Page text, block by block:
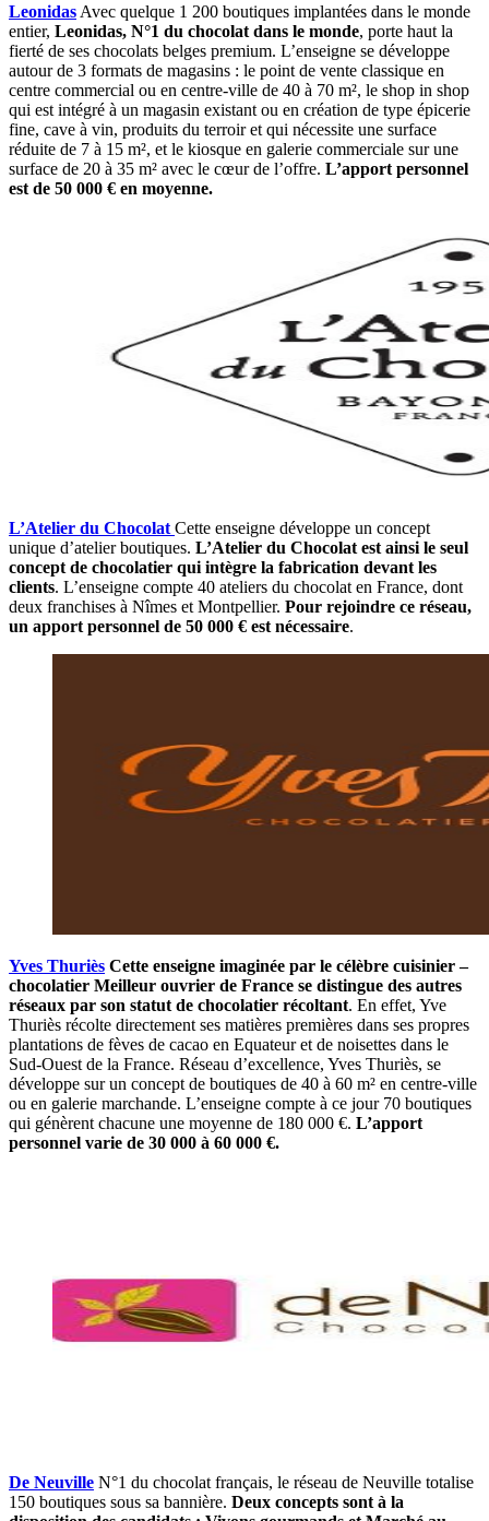
Leonidas Avec quelque 1 200 boutiques implantées dans le monde
entier, Leonidas, N°1 du chocolat dans le monde, porte haut la
fierté de ses chocolats belges premium. L’enseigne se développe
autour de 3 formats de magasins : le point de vente classique en
centre commercial ou en centre-ville de 40 à 70 m², le shop in shop
qui est intégré à un magasin existant ou en création de type épicerie
fine, cave à vin, produits du terroir et qui nécessite une surface
réduite de 7 à 15 m², et le kiosque en galerie commerciale sur une
surface de 20 à 35 m² avec le cœur de l’offre. L’apport personnel
est de 50 000 € en moyenne.
L’Atelier du Chocolat Cette enseigne développe un concept
unique d’atelier boutiques. L’Atelier du Chocolat est ainsi le seul
concept de chocolatier qui intègre la fabrication devant les
clients. L’enseigne compte 40 ateliers du chocolat en France, dont
deux franchises à Nîmes et Montpellier. Pour rejoindre ce réseau,
un apport personnel de 50 000 € est nécessaire.
Yves Thuriès Cette enseigne imaginée par le célèbre cuisinier –
chocolatier Meilleur ouvrier de France se distingue des autres
réseaux par son statut de chocolatier récoltant. En effet, Yve
Thuriès récolte directement ses matières premières dans ses propres
plantations de fèves de cacao en Equateur et de noisettes dans le
Sud-Ouest de la France. Réseau d’excellence, Yves Thuriès, se
développe sur un concept de boutiques de 40 à 60 m² en centre-ville
ou en galerie marchande. L’enseigne compte à ce jour 70 boutiques
qui génèrent chacune une moyenne de 180 000 €. L’apport
personnel varie de 30 000 à 60 000 €.
De Neuville N°1 du chocolat français, le réseau de Neuville totalise
150 boutiques sous sa bannière. Deux concepts sont à la